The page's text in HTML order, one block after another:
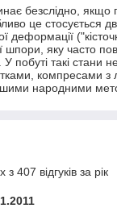
безслідно, якщо
це стосується
деформації
шпори, яку часто
У побуті такі стани
компресами з
народними
407 відгуків за рік